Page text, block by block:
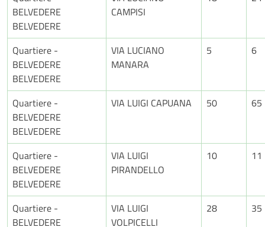
BELVEDERE
BELVEDERE
CAMPISI
Quartiere -
BELVEDERE
BELVEDERE
VIA LUCIANO
MANARA
5 6
Quartiere -
BELVEDERE
BELVEDERE
VIA LUIGI CAPUANA 50 65
Quartiere -
BELVEDERE
BELVEDERE
VIA LUIGI
PIRANDELLO
10 11
Quartiere -
BELVEDERE
VIA LUIGI
VOLPICELLI
28 35